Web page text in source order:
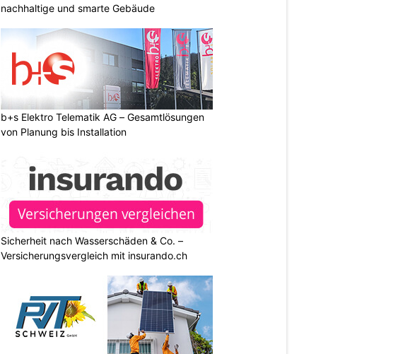
nachhaltige und smarte Gebäude
b+s Elektro Telematik AG – Gesamtlösungen
von Planung bis Installation
Sicherheit nach Wasserschäden & Co. –
Versicherungsvergleich mit insurando.ch